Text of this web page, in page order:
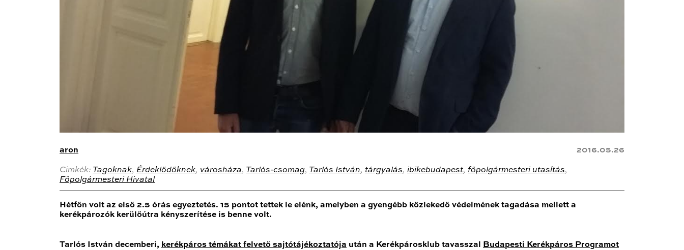
aron 2016.05.26
Cimkék: Tagoknak, Érdeklődőknek, városháza, Tarlós-csomag, Tarlós István, tárgyalás, ibikebudapest, főpolgármesteri utasítás,
Főpolgármesteri Hivatal
Hétfőn volt az első 2.5 órás egyeztetés. 15 pontot tettek le elénk, amelyben a gyengébb közlekedő védelmének tagadása mellett a
kerékpározók kerülőútra kényszerítése is benne volt.
Tarlós István decemberi, kerékpáros témákat felvető sajtótájékoztatója után a Kerékpárosklub tavasszal Budapesti Kerékpáros Programot